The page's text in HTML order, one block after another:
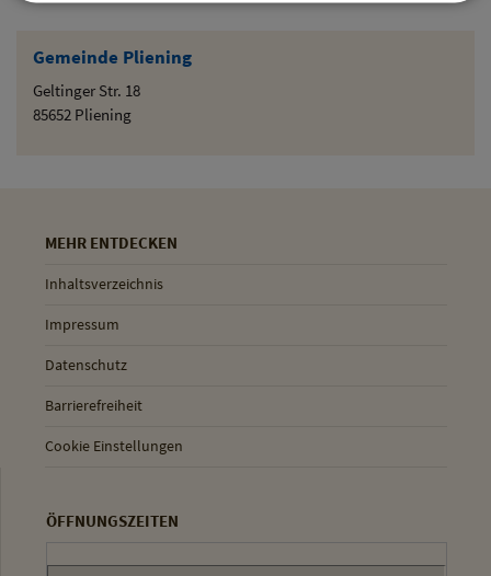
Gemeinde Pliening
Geltinger Str. 18
85652 Pliening
MEHR ENTDECKEN
Inhaltsverzeichnis
Impressum
Datenschutz
Barrierefreiheit
Cookie Einstellungen
ÖFFNUNGSZEITEN